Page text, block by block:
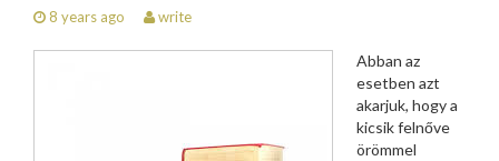
8 years ago write
Abban az
esetben azt
akarjuk, hogy a
kicsik felnőve
örömmel